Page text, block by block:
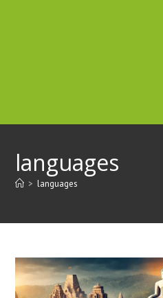
languages
> languages